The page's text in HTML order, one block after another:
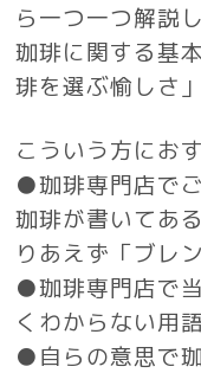
ら一つ一つ解説
珈琲に関する基
琲を選ぶ愉しさ
こういう方にお
●珈琲専門店で
珈琲が書いてあ
りあえず「ブレ
●珈琲専門店で
くわからない用
●自らの意思で